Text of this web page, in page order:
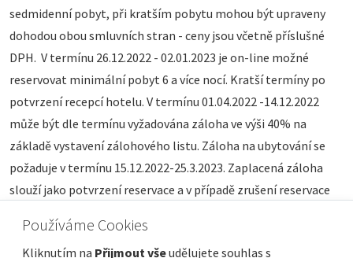
sedmidenní pobyt, při kratším pobytu mohou být upraveny
dohodou obou smluvních stran - ceny jsou včetně příslušné
DPH. V termínu 26.12.2022 - 02.01.2023 je on-line možné
reservovat minimální pobyt 6 a více nocí. Kratší termíny po
potvrzení recepcí hotelu. V termínu 01.04.2022 -14.12.2022
může být dle termínu vyžadována záloha ve výši 40% na
základě vystavení zálohového listu. Záloha na ubytování se
požaduje v termínu 15.12.2022-25.3.2023. Zaplacená záloha
slouží jako potvrzení reservace a v případě zrušení reservace
Používáme Cookies
Kliknutím na Přijmout všeudělujete souhlas s